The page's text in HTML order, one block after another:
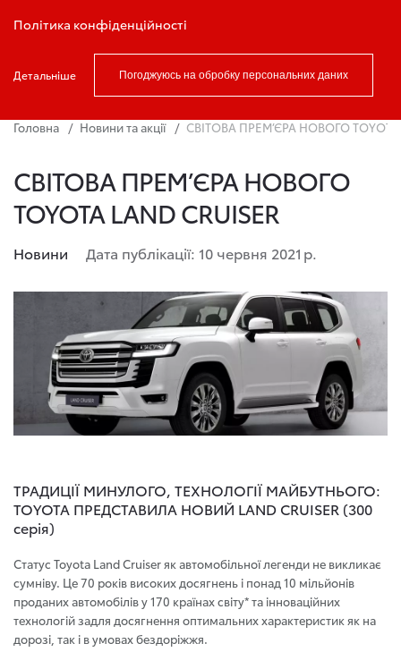
Політика конфіденційності
Детальніше Погоджуюсь на обробку персональних даних
Записатись на тест драйв
Головна Новини та акції СВІТОВА ПРЕМ’ЄРА НОВОГО TOYOTA
СВІТОВА ПРЕМ’ЄРА НОВОГО
TOYOTA LAND CRUISER
Новини Дата публікації: 10 червня 2021 р.
ТРАДИЦІЇ МИНУЛОГО, ТЕХНОЛОГІЇ МАЙБУТНЬОГО:
TOYOTA ПРЕДСТАВИЛА НОВИЙ LAND CRUISER (300
серія)
Статус Toyota Land Cruiser як автомобільної легенди не викликає
сумніву. Це 70 років високих досягнень і понад 10 мільйонів
проданих автомобілів у 170 країнах світу* та інноваційних
технологій задля досягнення оптимальних характеристик як на
дорозі, так і в умовах бездоріжжя.